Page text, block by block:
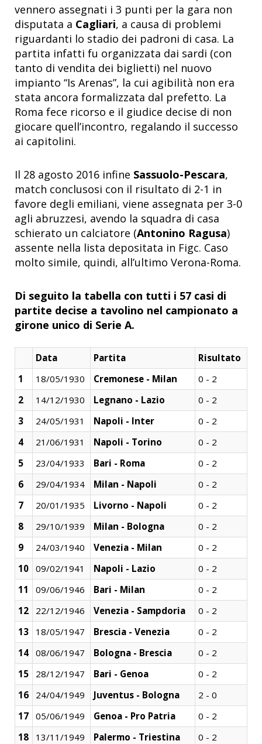
vennero assegnati i 3 punti per la gara non
disputata a Cagliari, a causa di problemi
riguardanti lo stadio dei padroni di casa. La
partita infatti fu organizzata dai sardi (con
tanto di vendita dei biglietti) nel nuovo
impianto “Is Arenas”, la cui agibilità non era
stata ancora formalizzata dal prefetto. La
Roma fece ricorso e il giudice decise di non
giocare quell’incontro, regalando il successo
ai capitolini.
Il 28 agosto 2016 infine Sassuolo-Pescara,
match conclusosi con il risultato di 2-1 in
favore degli emiliani, viene assegnata per 3-0
agli abruzzesi, avendo la squadra di casa
schierato un calciatore (Antonino Ragusa)
assente nella lista depositata in Figc. Caso
molto simile, quindi, all’ultimo Verona-Roma.
Di seguito la tabella con tutti i 57 casi di
partite decise a tavolino nel campionato a
girone unico di Serie A.
Data Partita
Risultato
1
18/05/1930 Cremonese - Milan
0 - 2
2
14/12/1930 Legnano - Lazio
0 - 2
3
24/05/1931 Napoli - Inter
0 - 2
4
21/06/1931 Napoli - Torino
0 - 2
5
23/04/1933 Bari - Roma
0 - 2
6
29/04/1934 Milan - Napoli
0 - 2
7
20/01/1935 Livorno - Napoli
0 - 2
8
29/10/1939 Milan - Bologna
0 - 2
9
24/03/1940 Venezia - Milan
0 - 2
10 09/02/1941 Napoli - Lazio
0 - 2
11
09/06/1946 Bari - Milan
0 - 2
12
22/12/1946 Venezia - Sampdoria
0 - 2
13
18/05/1947 Brescia - Venezia
0 - 2
14 08/06/1947 Bologna - Brescia
0 - 2
15
28/12/1947 Bari - Genoa
0 - 2
16
24/04/1949 Juventus - Bologna
2 - 0
17 05/06/1949 Genoa - Pro Patria
0 - 2
18
13/11/1949 Palermo - Triestina
0 - 2